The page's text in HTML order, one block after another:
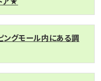
ングモール内にある調